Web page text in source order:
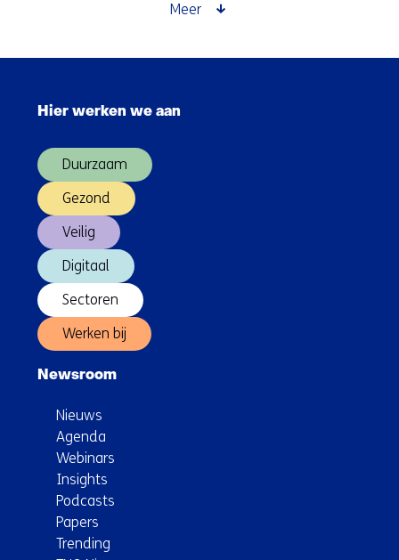
Meer
Hier werken we aan
Duurzaam
Gezond
Veilig
Digitaal
Sectoren
Werken bij
Newsroom
Nieuws
Agenda
Webinars
Insights
Podcasts
Papers
Trending